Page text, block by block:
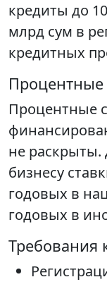
кредиты до
млрд сум в
кредитных
Процентные
Процентные
не раскрыты.
бизнесу
годовых в
годовых в
Требования